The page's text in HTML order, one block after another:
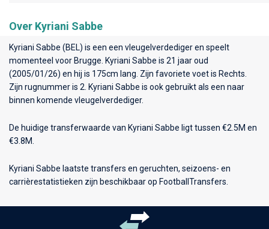
Over Kyriani Sabbe
Kyriani Sabbe (BEL) is een een vleugelverdediger en speelt
momenteel voor Brugge . Kyriani Sabbe is 21 jaar oud
(2005/01/26) en hij is 175cm lang. Zijn favoriete voet is Rechts.
Zijn rugnummer is 2. Kyriani Sabbe is ook gebruikt als een naar
binnen komende vleugelverdediger.
De huidige transferwaarde van Kyriani Sabbe ligt tussen €2.5M en
€3.8M.
Kyriani Sabbe laatste transfers en geruchten, seizoens- en
carrièrestatistieken zijn beschikbaar op FootballTransfers.